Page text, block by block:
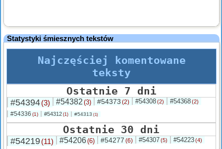
Statystyki śmiesznych tekstów
Najczęściej komentowane
teksty
Ostatnie 7 dni
#54394(3) #54382 (3) #54373 (2) #54308(2) #54368(2)
#54336 (1) #54312 (1) #54313 (1)
Ostatnie 30 dni
#54219(11) #54206(6) #54277 (6) #54307(5) #54223(4)